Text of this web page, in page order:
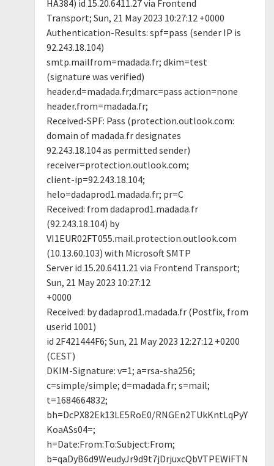
HA384) id 15.20.6411.27 via Frontend
Transport; Sun, 21 May 2023 10:27:12 +0000
Authentication-Results: spf=pass (sender IP is
92.243.18.104)
smtp.mailfrom=madada.fr; dkim=test
(signature was verified)
header.d=madada.fr;dmarc=pass action=none
header.from=madada.fr;
Received-SPF: Pass (protection.outlook.com:
domain of madada.fr designates
92.243.18.104 as permitted sender)
receiver=protection.outlook.com;
client-ip=92.243.18.104;
helo=dadaprod1.madada.fr; pr=C
Received: from dadaprod1.madada.fr
(92.243.18.104) by
VI1EUR02FT055.mail.protection.outlook.com
(10.13.60.103) with Microsoft SMTP
Server id 15.20.6411.21 via Frontend Transport;
Sun, 21 May 2023 10:27:12
+0000
Received: by dadaprod1.madada.fr (Postfix, from
userid 1001)
id 2F421444F6; Sun, 21 May 2023 12:27:12 +0200
(CEST)
DKIM-Signature: v=1; a=rsa-sha256;
c=simple/simple; d=madada.fr; s=mail;
t=1684664832;
bh=DcPX82Ek13LE5RoE0/RNGEn2TUkKntLqPyY
KoaASs04=;
h=Date:From:To:Subject:From;
b=qaDyB6d9WeudyJr9d9t7jDrjuxcQbVTPEWiFTN